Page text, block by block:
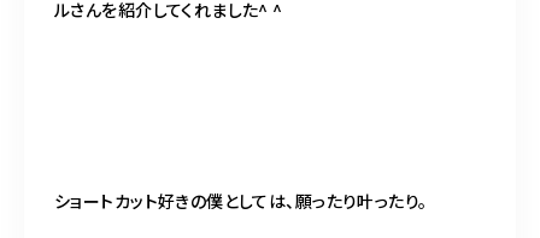
ルさんを紹介してくれました^ ^
ショートカット好きの僕としては、願ったり叶ったり。